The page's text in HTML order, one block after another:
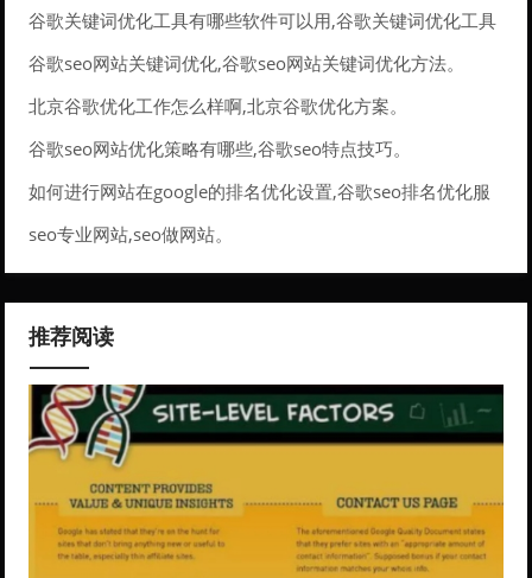
谷歌关键词优化工具有哪些软件可以用,谷歌关键词优化工具
有哪些软件可以用的。
谷歌seo网站关键词优化,谷歌seo网站关键词优化方法。
北京谷歌优化工作怎么样啊,北京谷歌优化方案。
谷歌seo网站优化策略有哪些,谷歌seo特点技巧。
如何进行网站在google的排名优化设置,谷歌seo排名优化服
务。
seo专业网站,seo做网站。
推荐阅读